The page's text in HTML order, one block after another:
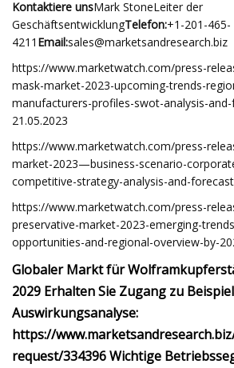
Kontaktiere unsMark StoneLeiter der
GeschäftsentwicklungTelefon:+1-201-465-
4211 Email:sales@marketsandresearch.biz
https://www.marketwatch.com/press-
mask-market-2023-upcoming-trends-
manufacturers-profiles-swot-analysis-
21.05.2023
https://www.marketwatch.com/press-
market-2023—business-scenario-
competitive-strategy-analysis-and-
https://www.marketwatch.com/press-
preservative-market-2023-emerging-
opportunities-and-regional-overview-by-
Globaler Markt für
2029 Erhalten Sie Zugang zu
Auswirkungsanalyse:
https://
request/334396 Wichtige